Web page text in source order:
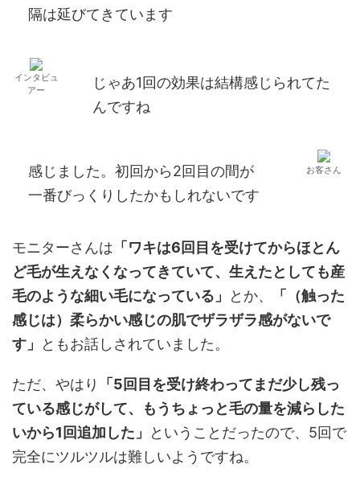
隔は延びてきています
インタビュ
アー
じゃあ1回の効果は結構感じられてた
んですね
感じました。初回から2回目の間が
一番びっくりしたかもしれないです
お客さん
モニターさんは 「ワキは6回目を受けてからほとん
ど毛が生えなくなってきていて、生えたとしても産
毛のような細い毛になっている」
とか、
「（触った
感じは）柔らかい感じの肌でザラザラ感がないで
す」
ともお話しされていました。
ただ、やはり
「5回目を受け終わってまだ少し残っ
ている感じがして、もうちょっと毛の量を減らした
いから1回追加した」
ということだったので、5回で
完全にツルツルは難しいようですね。